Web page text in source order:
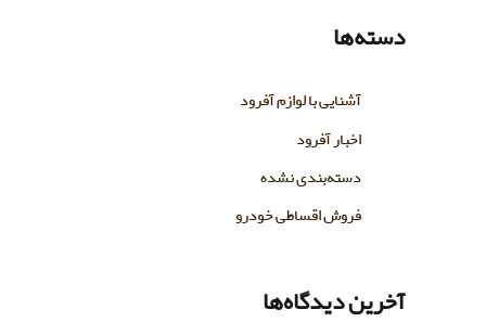
دسته‌ها
آشنایی با لوازم آفرود
اخبار آفرود
دسته‌بندی نشده
فروش اقساطی خودرو
آخرین دیدگاه‌ها